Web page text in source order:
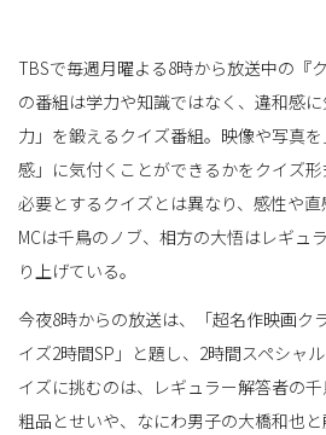
TBSで毎週月曜よる8時から放送中の『
の番組は学力や知識ではなく、違和感
力」を鍛えるクイズ番組。映像や写真
感」に気付くことができるかをクイズ
必要とするクイズとは異なり、感性や直
MCは千鳥のノブ、相方の大悟はレギュ
り上げている。
今夜8時からの放送は、「超名作映画ク
イズ2時間SP」と題し、2時間スペシャ
イズに挑むのは、レギュラー解答者の
粗品とせいや、なにわ男子の大橋和也